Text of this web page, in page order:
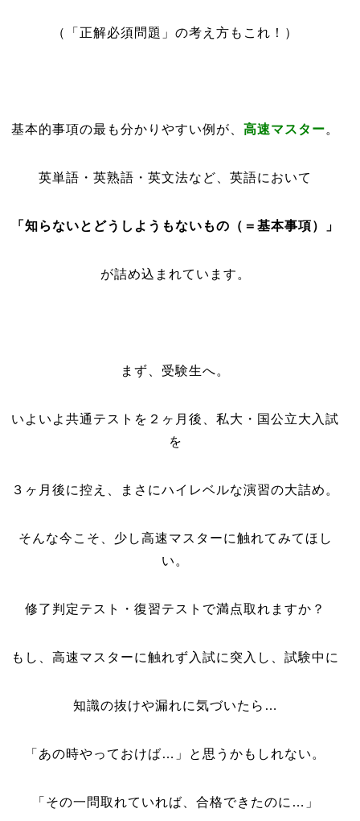
（「正解必須問題」の考え方もこれ！）
基本的事項の最も分かりやすい例が、高速マスター。
英単語・英熟語・英文法など、英語において
「知らないとどうしようもないもの（＝基本事項）」
が詰め込まれています。
まず、受験生へ。
いよいよ共通テストを２ヶ月後、私大・国公立大入試
を
３ヶ月後に控え、まさにハイレベルな演習の大詰め。
そんな今こそ、少し高速マスターに触れてみてほし
い。
修了判定テスト・復習テストで満点取れますか？
もし、高速マスターに触れず入試に突入し、試験中に
知識の抜けや漏れに気づいたら…
「あの時やっておけば…」と思うかもしれない。
「その一問取れていれば、合格できたのに…」